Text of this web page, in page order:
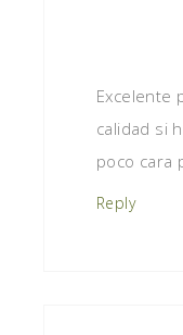
Excelente
calidad si
poco cara
Reply